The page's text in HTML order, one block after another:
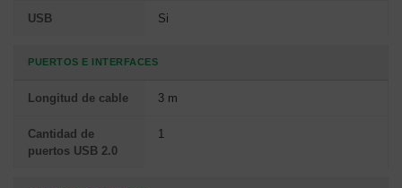
USB Si
PUERTOS E INTERFACES
Longitud de cable 3 m
Cantidad de
puertos USB 2.0
1